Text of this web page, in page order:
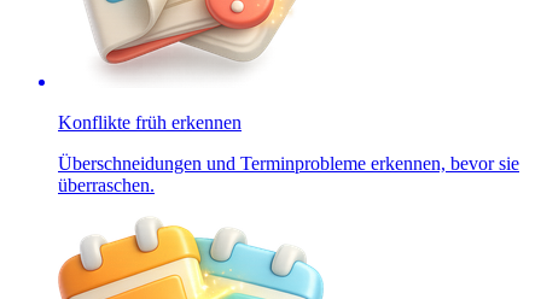
Konflikte früh erkennen
Überschneidungen und Terminprobleme erkennen, bevor sie
überraschen.